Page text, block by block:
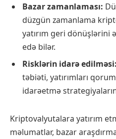
Bazar zamanlaması:
düzgün zamanlama
yatırım geri dönüşlərini
edə bilər.
Risklərin idarə edilməsi:
təbiəti, yatırımları
idarəetmə
Kriptovalyutalara yatırım
məlumatlar, bazar